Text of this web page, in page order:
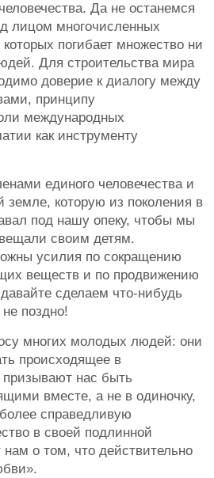
Да не останемся
лицом многочисленных
погибает множество ни
Для строительства мира
доверие к диалогу между
принципу
международных
как инструменту
единого человечества и
земле, которую из поколения в
под нашу опеку, чтобы мы
своим детям.
усилия по сокращению
веществ и по продвижению
сделаем что-нибудь
поздно!
многих молодых людей: они
происходящее в
нас быть
вместе, а не в одиночку,
справедливую
в своей подлинной
нам о том, что действительно